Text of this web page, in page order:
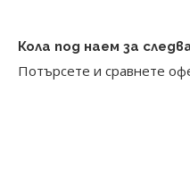
Кола под наем за
Потърсете и сравнете